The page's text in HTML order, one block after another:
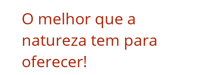
O melhor que a
natureza tem para
oferecer!